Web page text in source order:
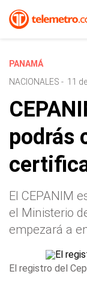
PANAMÁ
NACIONALES - 11
podrás
El CEPANIM
el Ministerio
empezará a
El registro del